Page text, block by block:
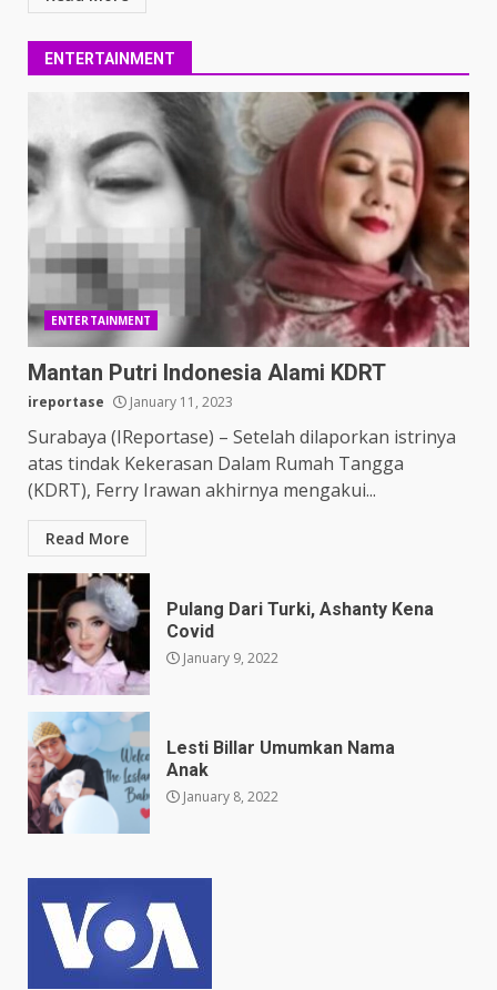
ENTERTAINMENT
ENTERTAINMENT
Mantan Putri Indonesia Alami KDRT
ireportase January 11, 2023
Surabaya (IReportase) – Setelah dilaporkan istrinya
atas tindak Kekerasan Dalam Rumah Tangga
(KDRT), Ferry Irawan akhirnya mengakui...
Read More
Pulang Dari Turki, Ashanty Kena
Covid
January 9, 2022
Lesti Billar Umumkan Nama
Anak
January 8, 2022